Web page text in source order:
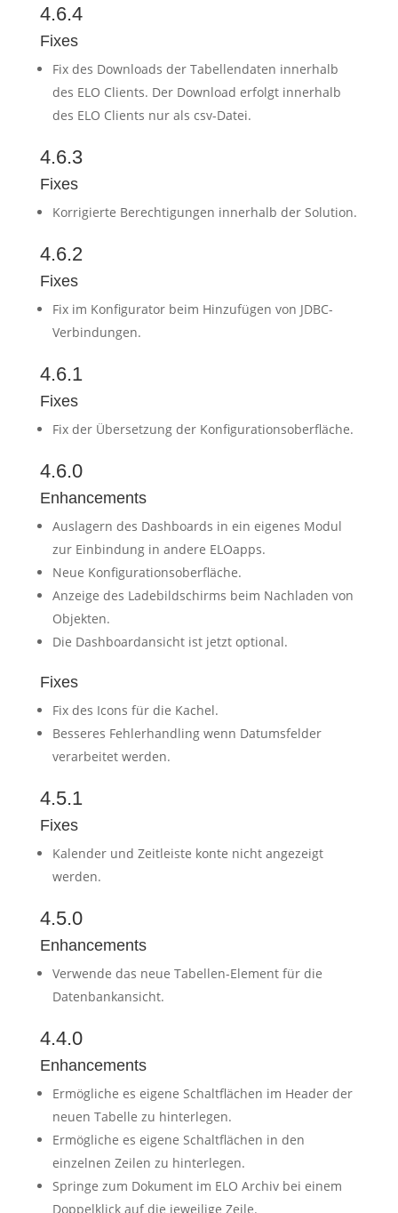
4.6.4
Fixes
Fix des Downloads der Tabellendaten innerhalb
des ELO Clients. Der Download erfolgt innerhalb
des ELO Clients nur als csv-Datei.
4.6.3
Fixes
Korrigierte Berechtigungen innerhalb der Solution.
4.6.2
Fixes
Fix im Konfigurator beim Hinzufügen von JDBC-
Verbindungen.
4.6.1
Fixes
Fix der Übersetzung der Konfigurationsoberfläche.
4.6.0
Enhancements
Auslagern des Dashboards in ein eigenes Modul
zur Einbindung in andere ELOapps.
Neue Konfigurationsoberfläche.
Anzeige des Ladebildschirms beim Nachladen von
Objekten.
Die Dashboardansicht ist jetzt optional.
Fixes
Fix des Icons für die Kachel.
Besseres Fehlerhandling wenn Datumsfelder
verarbeitet werden.
4.5.1
Fixes
Kalender und Zeitleiste konte nicht angezeigt
werden.
4.5.0
Enhancements
Verwende das neue Tabellen-Element für die
Datenbankansicht.
4.4.0
Enhancements
Ermögliche es eigene Schaltflächen im Header der
neuen Tabelle zu hinterlegen.
Ermögliche es eigene Schaltflächen in den
einzelnen Zeilen zu hinterlegen.
Springe zum Dokument im ELO Archiv bei einem
Doppelklick auf die jeweilige Zeile.